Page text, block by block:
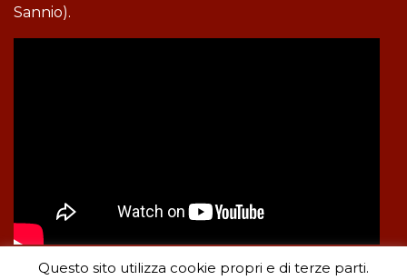
Sannio).
Questo sito utilizza cookie propri e di terze parti.